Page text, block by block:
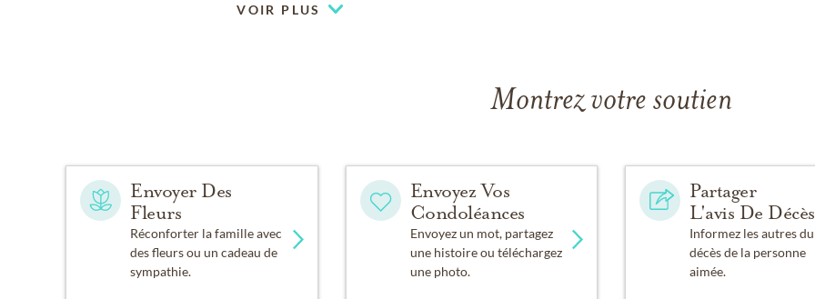
VOIR PLUS
Montrez votre soutien
Envoyer Des
Fleurs
Réconforter la famille avec
des fleurs ou un cadeau de
sympathie.
Envoyez Vos
Condoléances
Envoyez un mot, partagez
une histoire ou téléchargez
une photo.
Partager
L'avis De Décès
Informez les autres du
décès de la personne
aimée.